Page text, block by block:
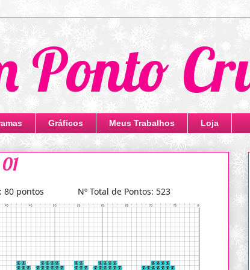
Ponto
Gráficos Meus Trabalhos Loja
Nº Total de Pontos: 523